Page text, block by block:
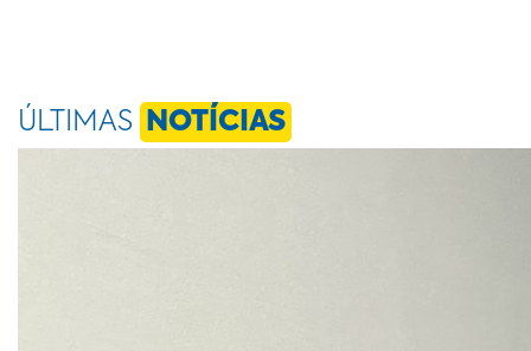
ÚLTIMAS NOTÍCIAS